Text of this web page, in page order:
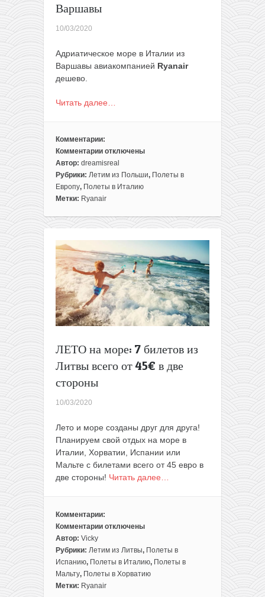
Варшавы
10/03/2020
Адриатическое море в Италии из
Варшавы авиакомпанией Ryanair
дешево.
Читать далее…
Комментарии:
Комментарии
к
записи
Летом:
на
в
за
30€
в
одну
сторону
или
за
60€
обратно
из
отключены
Автор: dreamisreal
Рубрики: Летим из Польши, Полеты в
Европу, Полеты в Италию
Метки: Ryanair
ЛЕТО на море: 7 билетов из
Литвы всего от 45€ в две
стороны
10/03/2020
Лето и море созданы друг для друга!
Планируем свой отдых на море в
Италии, Хорватии, Испании или
Мальте с билетами всего от 45 евро в
две стороны! Читать далее…
Комментарии:
Комментарии
к
записи
ЛЕТО
на
море:
отключены
Автор: Vicky
Рубрики: Летим из Литвы, Полеты в
Испанию, Полеты в Италию, Полеты в
Мальту, Полеты в Хорватию
Метки: Ryanair